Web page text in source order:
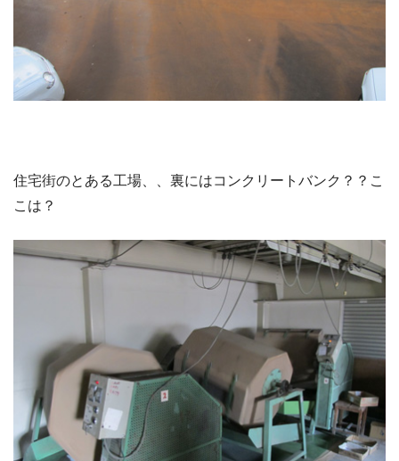
住宅街のとある工場、、裏にはコンクリートバンク？？こ
こは？